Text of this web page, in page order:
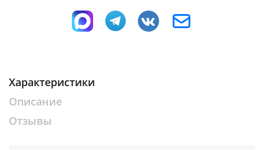
Характеристики
Описание
Отзывы